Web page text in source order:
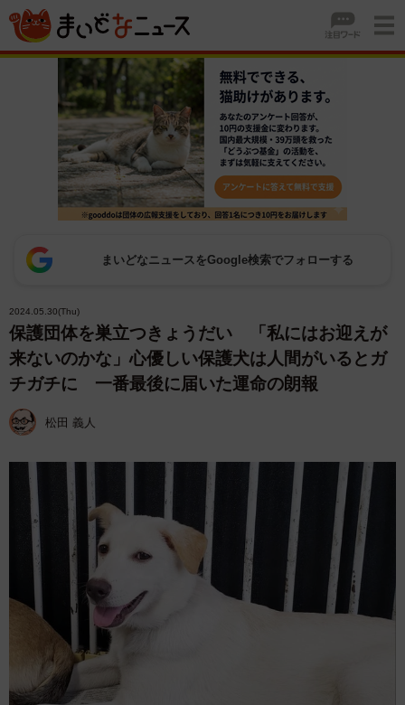
まいどなニュースをGoogle検索でフォローする
2024.05.30(Thu)
保護団体を巣立つきょうだい 「私にはお迎えが
来ないのかな」心優しい保護犬は人間がいるとガ
チガチに 一番最後に届いた運命の朗報
松田 義人